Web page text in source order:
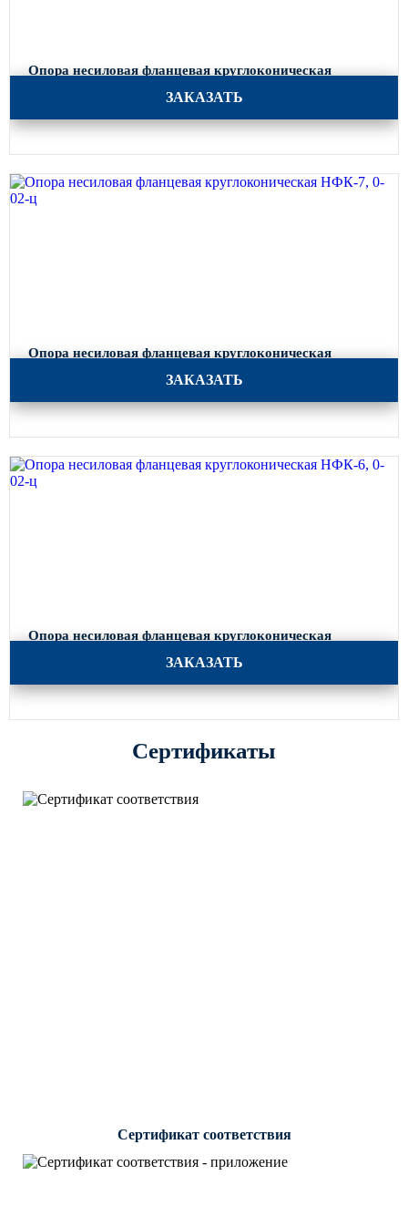
Опора несиловая фланцевая круглоконическая
ЗАКАЗАТЬ
Опора несиловая фланцевая круглоконическая
ЗАКАЗАТЬ
Опора несиловая фланцевая круглоконическая
ЗАКАЗАТЬ
Сертификаты
Сертификат соответствия